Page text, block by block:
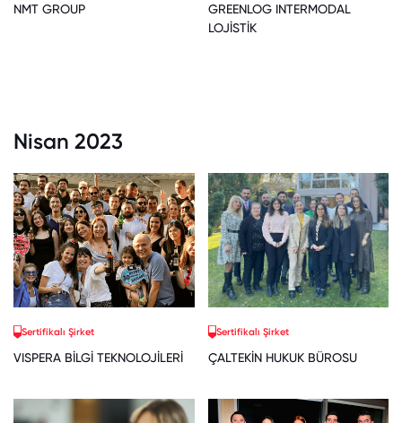
NMT GROUP
GREENLOG INTERMODAL
LOJİSTİK
Nisan 2023
Sertifikalı Şirket
VISPERA BİLGİ TEKNOLOJİLERİ
Sertifikalı Şirket
ÇALTEKİN HUKUK BÜROSU